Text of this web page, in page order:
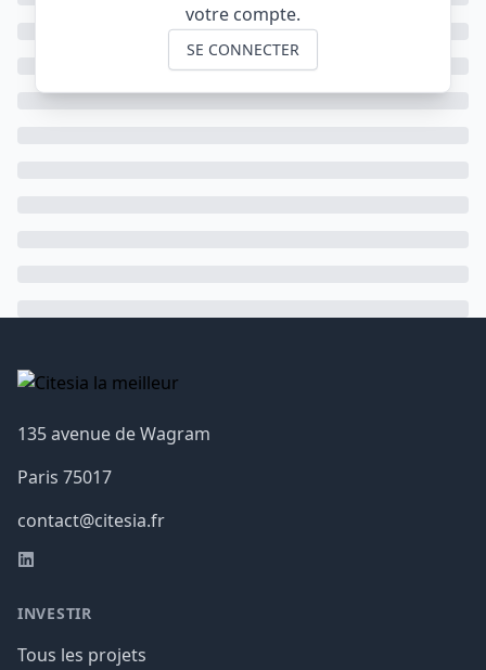
votre compte.
SE CONNECTER
135 avenue de Wagram
Paris 75017
contact@citesia.fr
LinkedIn
INVESTIR
Tous les projets